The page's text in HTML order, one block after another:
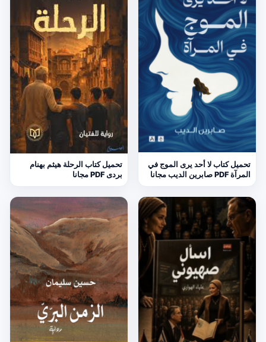
تحميل كتاب لا أحد يرى الموج في
المرآة PDF صابرين الديب مجانا
تحميل كتاب الرحلة هيثم بهنام
بردى PDF مجانا